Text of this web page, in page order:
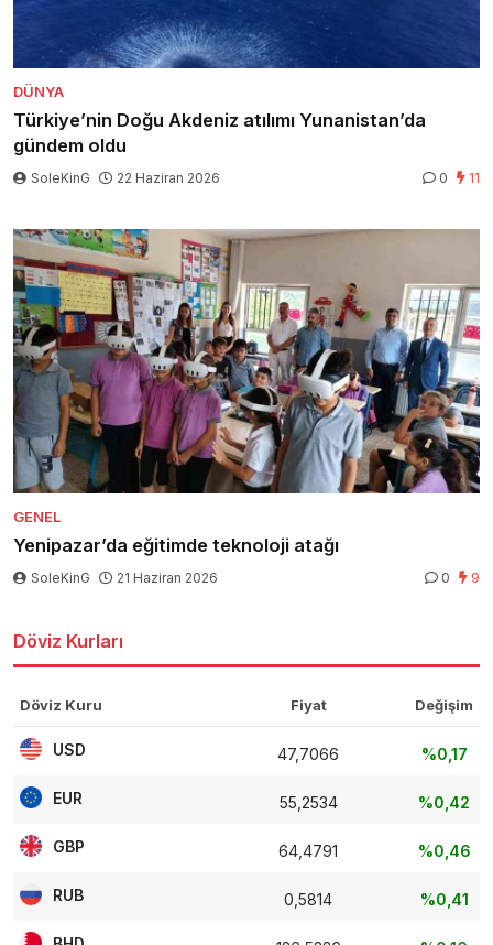
DÜNYA
Türkiye’nin Doğu Akdeniz atılımı Yunanistan’da
gündem oldu
SoleKinG 22 Haziran 2026 0 11
GENEL
Yenipazar’da eğitimde teknoloji atağı
SoleKinG 21 Haziran 2026 0 9
Döviz Kurları
Döviz Kuru Fiyat Değişim
USD 47,7066 %0,17
EUR 55,2534 %0,42
GBP 64,4791 %0,46
RUB 0,5814 %0,41